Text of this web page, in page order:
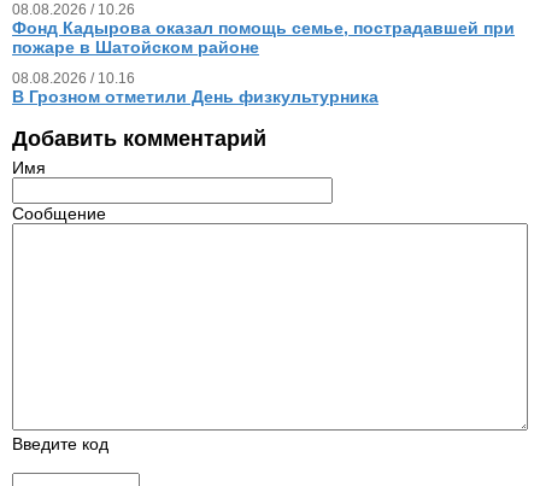
08.08.2026 / 10.26
Фонд Кадырова оказал помощь семье, пострадавшей при
пожаре в Шатойском районе
08.08.2026 / 10.16
В Грозном отметили День физкультурника
Добавить комментарий
Имя
Сообщение
Введите код